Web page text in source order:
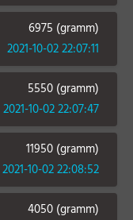
6975 (gramm)
2021-10-02 22:07:11
5550 (gramm)
2021-10-02 22:07:47
11950 (gramm)
2021-10-02 22:08:52
4050 (gramm)